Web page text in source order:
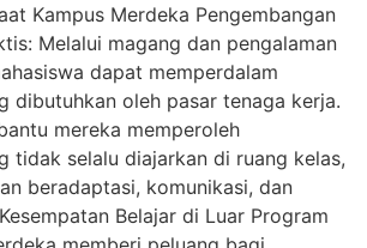
Kampus Merdeka Pengembangan
Melalui magang dan pengalaman
dapat memperdalam
dibutuhkan oleh pasar tenaga kerja.
mereka memperoleh
tidak selalu diajarkan di ruang kelas,
beradaptasi, komunikasi, dan
Belajar di Luar Program